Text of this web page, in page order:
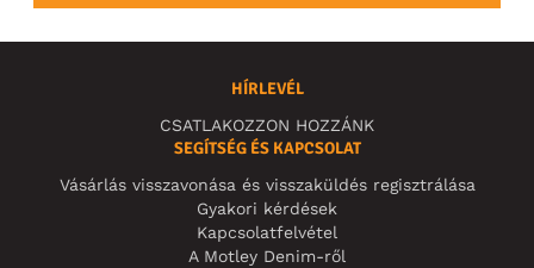
HÍRLEVÉL
CSATLAKOZZON HOZZÁNK
SEGÍTSÉG ÉS KAPCSOLAT
Vásárlás visszavonása és visszaküldés regisztrálása
Gyakori kérdések
Kapcsolatfelvétel
A Motley Denim-ről